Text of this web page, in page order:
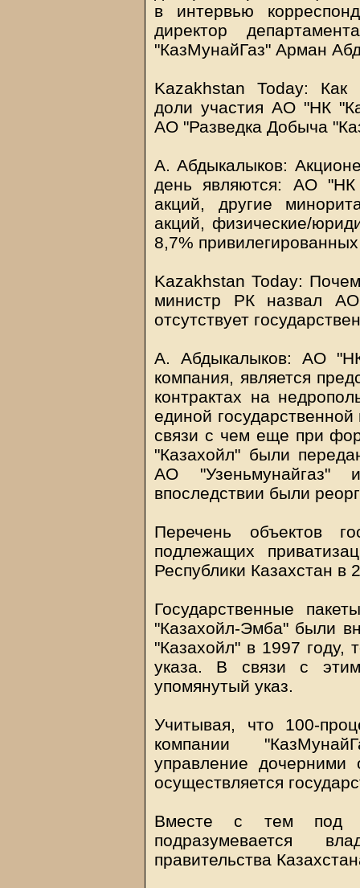
в интервью
директор
"КазМунайГаз" Арман
Kazakhstan Today: Как
доли участия АО "НК
АО "Разведка Добыча
А. Абдыкалыков:
день являются: АО
акций, другие
акций, физические/
8,7%
Kazakhstan Today:
министр РК назвал
отсутствует
А. Абдыкалыков: АО
компания, является
контрактах на
единой
связи с чем еще при
"Казахойл" были
АО "Узеньмунайгаз"
впоследствии были
Перечень объектов
подлежащих
Республики Казахстан в
Государственные
"Казахойл-Эмба" были
"Казахойл" в 1997 году,
указа. В связи с
упомянутый указ.
Учитывая, что 100-
компании
управление дочерними
осуществляется
Вместе с тем под
подразумевается
правительства